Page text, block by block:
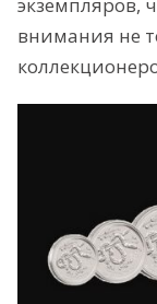
внимания не